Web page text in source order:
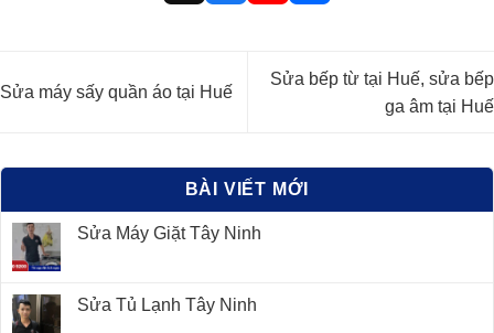
Vượng, TP. Nam Định
766 Lương Ngọc Quyến,
Tổ 8, P. Đồng Quang, TP.
Sửa máy sấy quần áo tại Huế
Sửa bếp từ tại Huế, sửa bếp
ga âm tại Huế
BÀI VIẾT MỚI
Sửa Máy Giặt Tây Ninh
Sửa Tủ Lạnh Tây Ninh